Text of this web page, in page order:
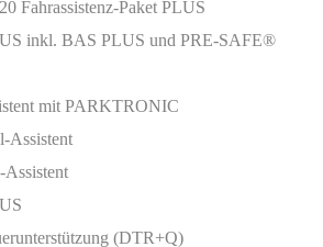
Fahrassistenz-Paket PLUS
inkl. BAS PLUS und PRE-SAFE®
mit PARKTRONIC
Assistent
(DTR+Q)